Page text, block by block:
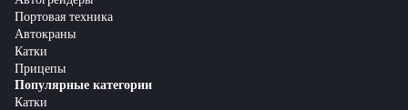
Портовая техника
Автокраны
Катки
Прицепы
Популярные категории
Катки